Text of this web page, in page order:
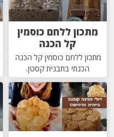
מתכון ללחם כוסמין
קל הכנה
מתכון ללחם כוסמין קל הכנה
הכנתי בתבנית קסטן.